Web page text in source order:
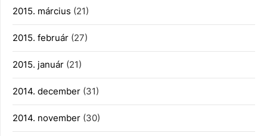
2015. március (21)
2015. február (27)
2015. január (21)
2014. december (31)
2014. november (30)